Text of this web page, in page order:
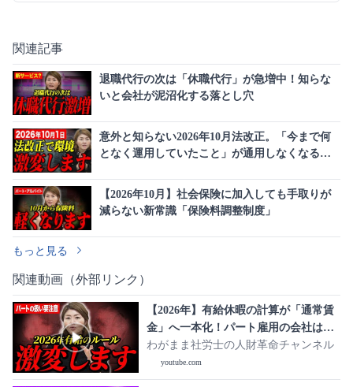
関連記事
退職代行の次は「休職代行」が急増中！知らな
いと会社が泥沼化する落とし穴
意外と知らない2026年10月法改正。「今まで何
となく運用していたこと」が通用しなくなる労
【2026年10月】社会保険に加入しても手取りが
減らない新常識「保険料調整制度」
もっと見る
関連動画（外部リンク）
【2026年】有給休暇の計算が「通常賃
金」へ一本化！パート雇用の会社は要
注意
わがまま社労士の人財革命チャンネル
youtube.com